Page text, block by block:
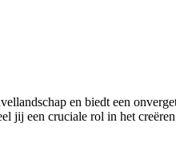
en biedt een
jij een cruciale rol in het